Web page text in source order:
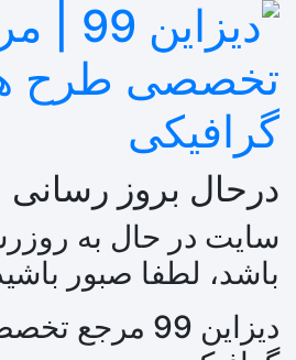
درحال بروز رسانی
سایت در حال به
باشد، لطفا صبور
دیزاین 99